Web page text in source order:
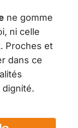
ne gomme
ni celle
Proches et
dans ce